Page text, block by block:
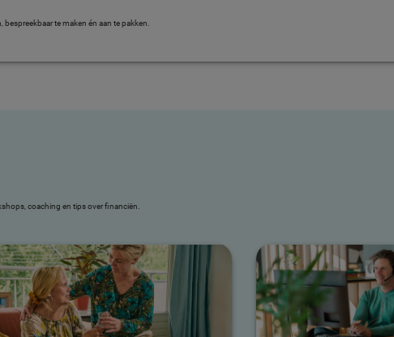
te maken én aan te pakken.
coaching en tips over financiën.